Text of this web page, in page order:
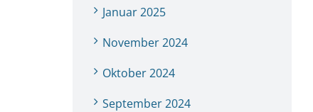
Januar 2025
November 2024
Oktober 2024
September 2024